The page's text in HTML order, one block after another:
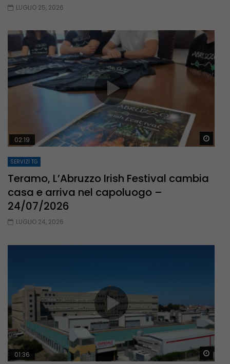
LUGLIO 25, 2026
02:19
SERVIZI TG
Teramo, L’Abruzzo Irish Festival cambia
casa e arriva nel capoluogo –
24/07/2026
LUGLIO 24, 2026
01:36